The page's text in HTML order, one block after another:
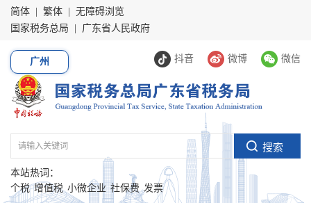
简体 繁体
无障碍浏览
国家税务总局
广东省人民政府
抖音 微博 微信
广州
本站热词：
个税 增值税 小微企业 社保费 发票